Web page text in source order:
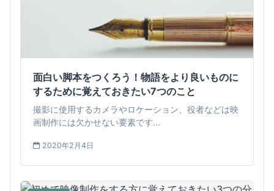
面白い脚本をつくろう！物語をより良いものに
するために覚えておきたい7つのこと
撮影に使用するカメラやロケーション、役者などは映
画制作には欠かせない要素です...
2020年2月4日